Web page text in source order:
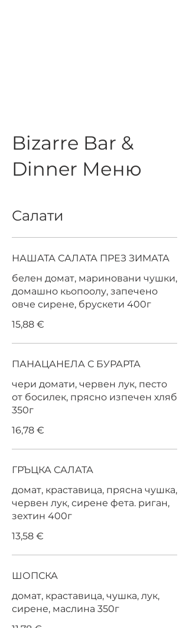
Bizarre Bar &
Dinner Меню
Салати
НАШАТА САЛАТА ПРЕЗ ЗИМАТА
белен домат, мариновани чушки,
домашно кьопоолу, запечено
овче сирене, брускети 400г
15,88 €
ПАНАЦАНЕЛА С БУРАРТА
чери домати, червен лук, песто
от босилек, прясно изпечен хляб
350г
16,78 €
ГРЪЦКА САЛАТА
домат, краставица, прясна чушка,
червен лук, сирене фета. риган,
зехтин 400г
13,58 €
ШОПСКА
домат, краставица, чушка, лук,
сирене, маслина 350г